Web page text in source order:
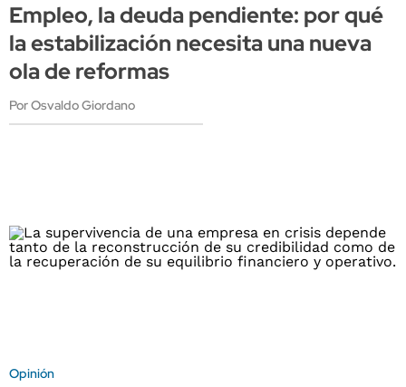
Empleo, la deuda pendiente: por qué
la estabilización necesita una nueva
ola de reformas
Por Osvaldo Giordano
Opinión